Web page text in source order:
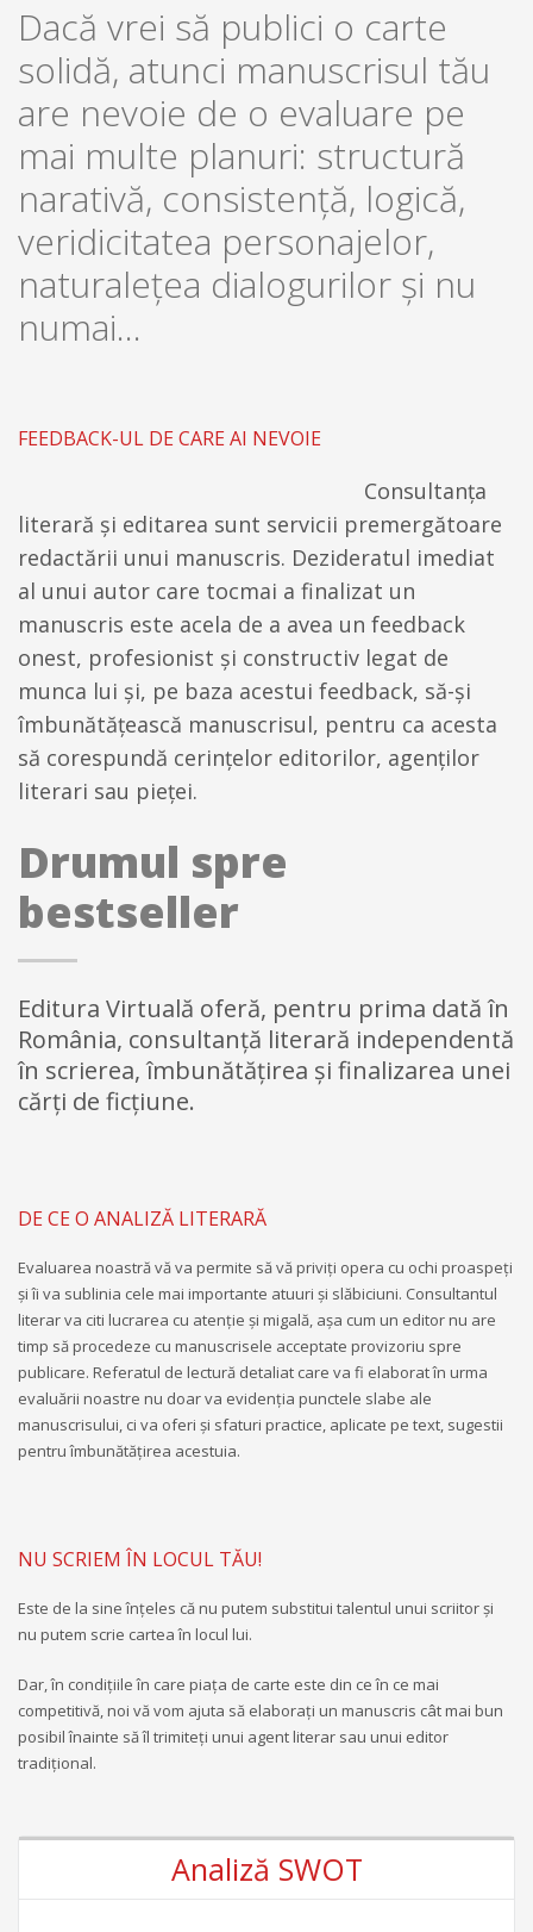
Dacă vrei să publici o carte
solidă, atunci manuscrisul tău
are nevoie de o evaluare pe
mai multe planuri: structură
narativă, consistență, logică,
veridicitatea personajelor,
naturalețea dialogurilor și nu
numai...
FEEDBACK-UL DE CARE AI NEVOIE
Consultanța
literară și editarea sunt servicii premergătoare
redactării unui manuscris. Dezideratul imediat
al unui autor care tocmai a finalizat un
manuscris este acela de a avea un feedback
onest, profesionist și constructiv legat de
munca lui și, pe baza acestui feedback, să-și
îmbunătățească manuscrisul, pentru ca acesta
să corespundă cerințelor editorilor, agenților
literari sau pieței.
Drumul spre
bestseller
Editura Virtuală oferă, pentru prima dată în
România, consultanţă literară independentă
în scrierea, îmbunătăţirea şi finalizarea unei
cărţi de ficţiune.
DE CE O ANALIZĂ LITERARĂ
Evaluarea noastră vă va permite să vă priviţi opera cu ochi proaspeţi
şi îi va sublinia cele mai importante atuuri şi slăbiciuni. Consultantul
literar va citi lucrarea cu atenţie şi migală, aşa cum un editor nu are
timp să procedeze cu manuscrisele acceptate provizoriu spre
publicare. Referatul de lectură detaliat care va fi elaborat în urma
evaluării noastre nu doar va evidenţia punctele slabe ale
manuscrisului, ci va oferi şi sfaturi practice, aplicate pe text, sugestii
pentru îmbunătăţirea acestuia.
NU SCRIEM ÎN LOCUL TĂU!
Este de la sine înţeles că nu putem substitui talentul unui scriitor şi
nu putem scrie cartea în locul lui.
Dar, în condiţiile în care piaţa de carte este din ce în ce mai
competitivă, noi vă vom ajuta să elaboraţi un manuscris cât mai bun
posibil înainte să îl trimiteţi unui agent literar sau unui editor
tradiţional.
Analiză SWOT